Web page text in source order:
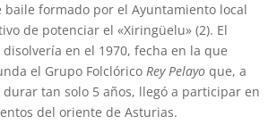
baile formado por el Ayuntamiento local
de potenciar el «Xiringüelu» (2). El
en el 1970, fecha en la que
el Grupo FolclóricoRey Pelayo que, a
durar tan solo 5 años, llegó a participar en
del oriente de Asturias.